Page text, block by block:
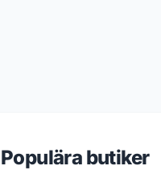
Populära butiker